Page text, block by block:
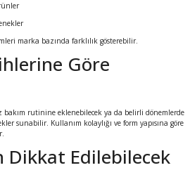
marka bazında farklılık gösterebilir.
Göre
bakım rutinine eklenebilecek ya da belirli dönemlerde
sunabilir. Kullanım kolaylığı ve form yapısına göre
Dikkat Edilebilecek